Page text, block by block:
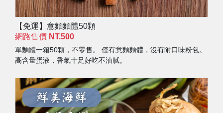
【免運】意麵麵體50顆
網路售價 NT.500
單麵體一箱50顆，不零售。 僅有意麵麵體，沒有附口味粉包。
高含量蛋液，香氣十足好吃不油膩。